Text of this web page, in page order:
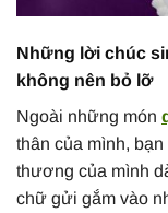
Những lời chúc
không nên bỏ lỡ
Ngoài những món
thân của mình,
thương của mình
chữ gửi gắm vào